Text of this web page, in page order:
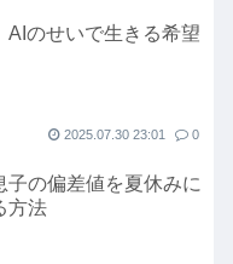
AIのせいで生きる希望
2025.07.30 23:01 0
子の偏差値を夏休みに
方法